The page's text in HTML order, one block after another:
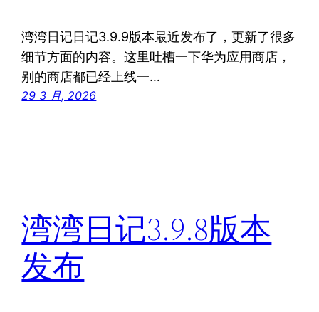
湾湾日记日记3.9.9版本最近发布了，更新了很多
细节方面的内容。这里吐槽一下华为应用商店，
别的商店都已经上线一…
29 3 月, 2026
湾湾日记3.9.8版本
发布